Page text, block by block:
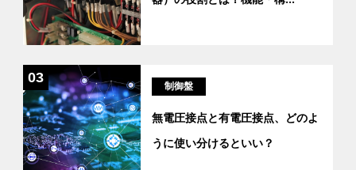
03
制御盤
無電圧接点と有電圧接点、どのよ
うに使い分けるといい？